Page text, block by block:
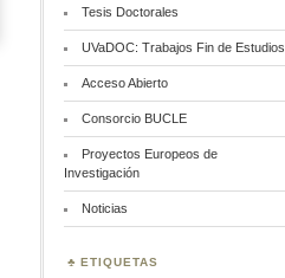
Tesis Doctorales
UVaDOC: Trabajos Fin de Estudios
Acceso Abierto
Consorcio BUCLE
Proyectos Europeos de
Investigación
Noticias
ETIQUETAS